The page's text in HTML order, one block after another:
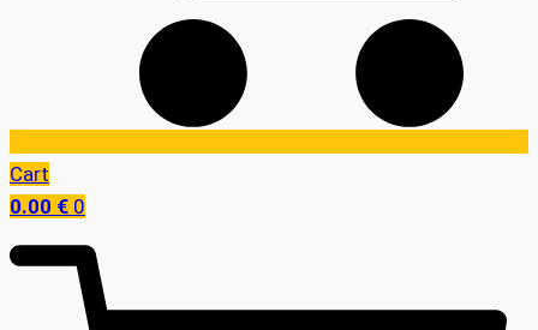
Cart
0.00 € 0